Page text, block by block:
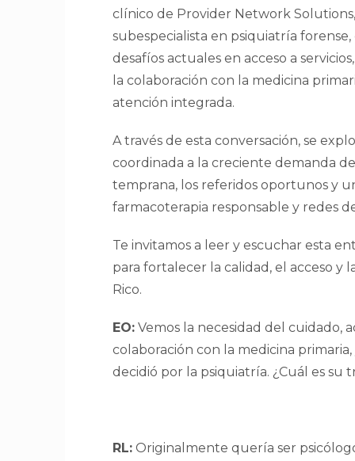
clínico de Provider Network
subespecialista en psiquiatría
desafíos actuales en acceso a
la colaboración con la medicina
atención integrada.
A través de esta conversación, se
coordinada a la creciente demanda
temprana, los referidos oportunos y
farmacoterapia responsable y redes
Te invitamos a leer y escuchar esta
para fortalecer la calidad, el acceso
Rico.
EO: Vemos la necesidad del cuidado,
colaboración con la medicina
decidió por la psiquiatría. ¿Cuál es su
RL: Originalmente quería ser